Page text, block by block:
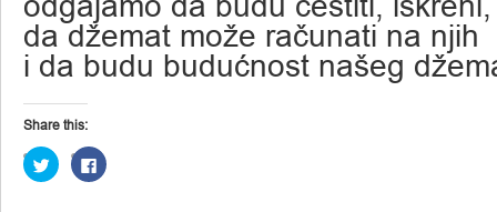
da džemat može računati na njih
i da budu budućnost našeg
Share this:
Click
to
share
Click
to